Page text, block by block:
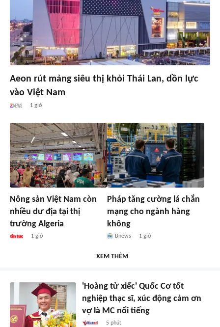
Aeon rút mảng siêu thị khỏi Thái Lan, dồn lực
vào Việt Nam
1 giờ
Nông sản Việt Nam còn
nhiều dư địa tại thị
trường Algeria
1 giờ
Pháp tăng cường lá chắn
mạng cho ngành hàng
không
Bnews 1 giờ
XEM THÊM
'Hoàng tử xiếc' Quốc Cơ tốt
nghiệp thạc sĩ, xúc động cảm ơn
vợ là MC nổi tiếng
5 phút